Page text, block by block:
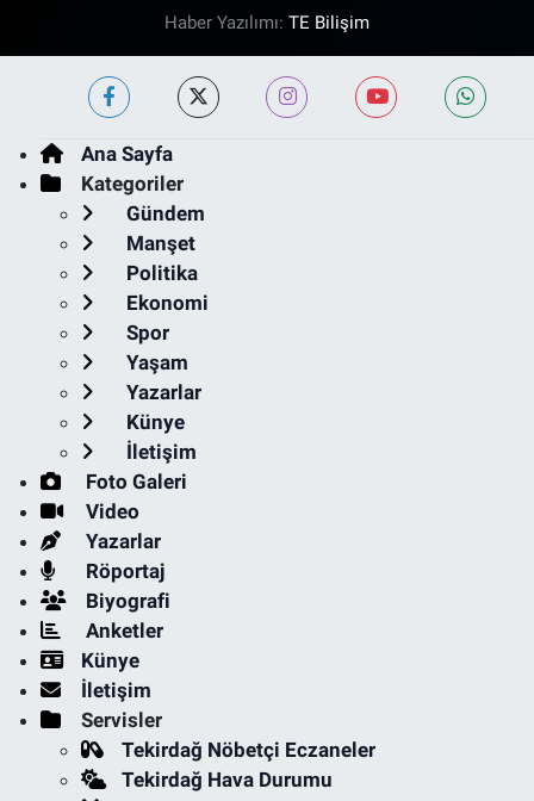
Haber Yazılımı: TE Bilişim
Ana Sayfa
Kategoriler
Gündem
Manşet
Politika
Ekonomi
Spor
Yaşam
Yazarlar
Künye
İletişim
Foto Galeri
Video
Yazarlar
Röportaj
Biyografi
Anketler
Künye
İletişim
Servisler
Tekirdağ Nöbetçi Eczaneler
Tekirdağ Hava Durumu